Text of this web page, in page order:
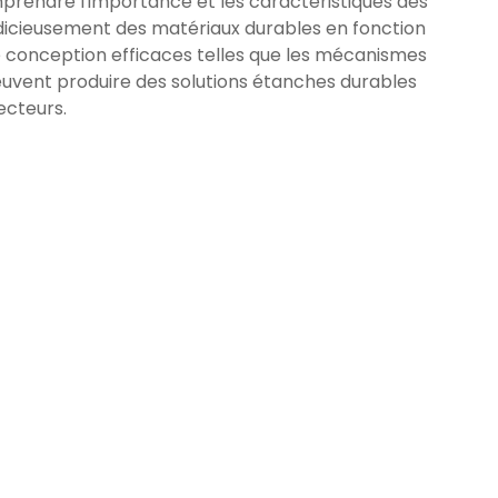
des matériaux durables en fonction
efficaces telles que les mécanismes
produire des solutions étanches durables